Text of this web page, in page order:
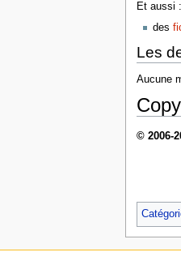
Et aussi :
des
Les
Aucune
© 2006-